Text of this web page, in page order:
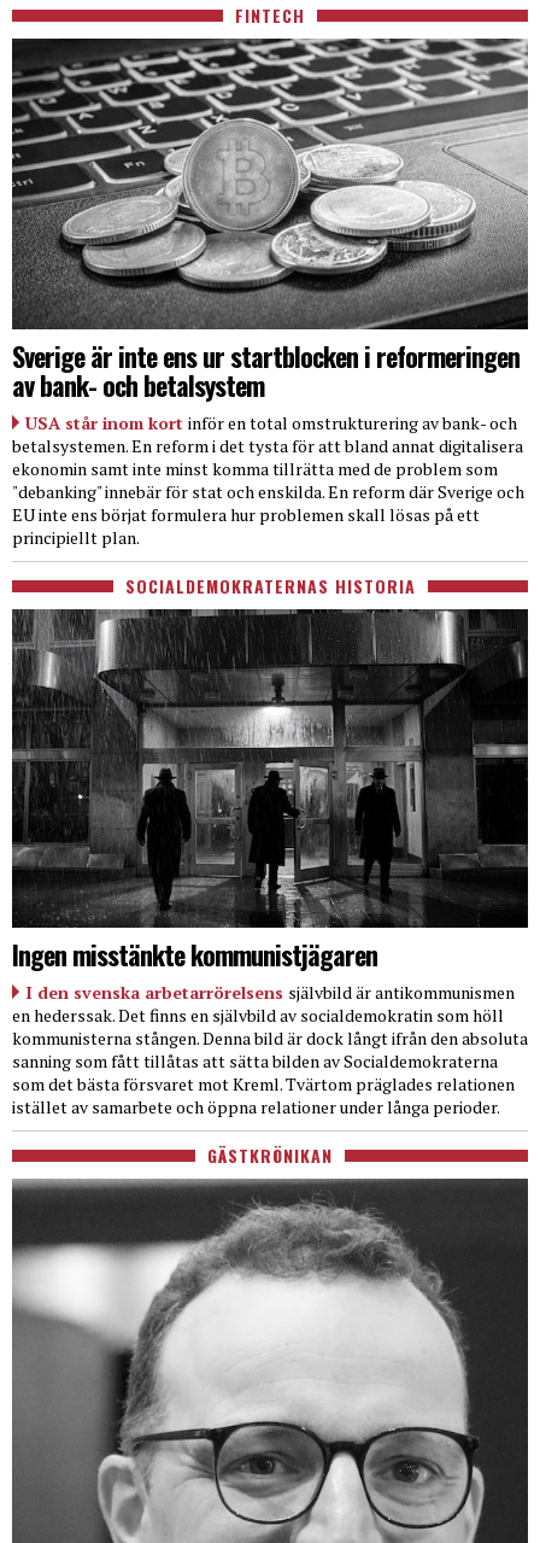
FINTECH
Sverige är inte ens ur startblocken i reformeringen
av bank- och betalsystem
USA står inom kort inför en total omstrukturering av bank- och
betalsystemen. En reform i det tysta för att bland annat digitalisera
ekonomin samt inte minst komma tillrätta med de problem som
"debanking" innebär för stat och enskilda. En reform där Sverige och
EU inte ens börjat formulera hur problemen skall lösas på ett
principiellt plan.
SOCIALDEMOKRATERNAS HISTORIA
Ingen misstänkte kommunistjägaren
I den svenska arbetarrörelsens självbild är antikommunismen
en hederssak. Det finns en självbild av socialdemokratin som höll
kommunisterna stången. Denna bild är dock långt ifrån den absoluta
sanning som fått tillåtas att sätta bilden av Socialdemokraterna
som det bästa försvaret mot Kreml. Tvärtom präglades relationen
istället av samarbete och öppna relationer under långa perioder.
GÄSTKRÖNIKAN